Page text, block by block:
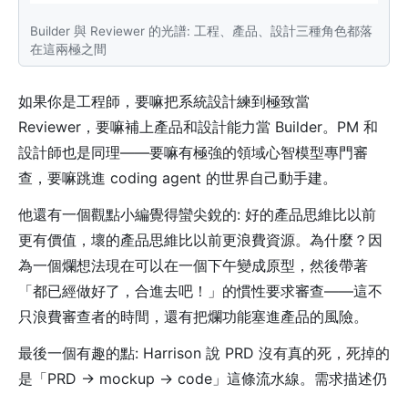
Builder 與 Reviewer 的光譜: 工程、產品、設計三種角色都落
在這兩極之間
如果你是工程師，要嘛把系統設計練到極致當
Reviewer，要嘛補上產品和設計能力當 Builder。PM 和
設計師也是同理——要嘛有極強的領域心智模型專門審
查，要嘛跳進 coding agent 的世界自己動手建。
他還有一個觀點小編覺得蠻尖銳的: 好的產品思維比以前
更有價值，壞的產品思維比以前更浪費資源。為什麼？因
為一個爛想法現在可以在一個下午變成原型，然後帶著
「都已經做好了，合進去吧！」的慣性要求審查——這不
只浪費審查者的時間，還有把爛功能塞進產品的風險。
最後一個有趣的點: Harrison 說 PRD 沒有真的死，死掉的
是「PRD → mockup → code」這條流水線。需求描述仍